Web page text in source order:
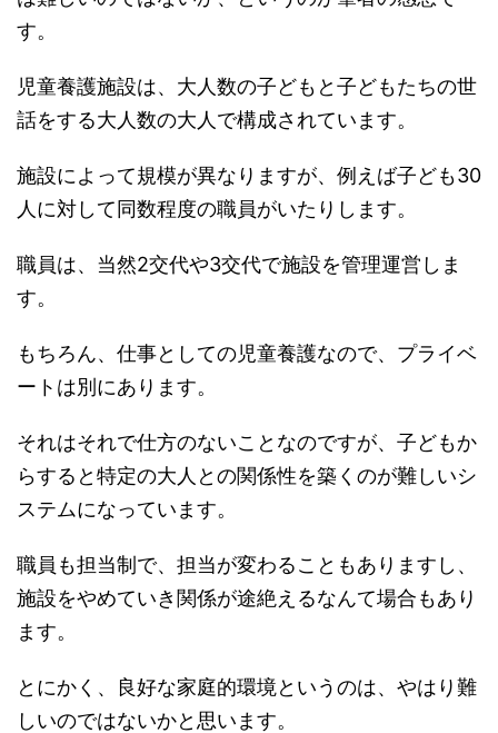
す。
児童養護施設は、大人数の子どもと子どもたちの世
話をする大人数の大人で構成されています。
施設によって規模が異なりますが、例えば子ども30
人に対して同数程度の職員がいたりします。
職員は、当然2交代や3交代で施設を管理運営しま
す。
もちろん、仕事としての児童養護なので、プライベ
ートは別にあります。
それはそれで仕方のないことなのですが、子どもか
らすると特定の大人との関係性を築くのが難しいシ
ステムになっています。
職員も担当制で、担当が変わることもありますし、
施設をやめていき関係が途絶えるなんて場合もあり
ます。
とにかく、良好な家庭的環境というのは、やはり難
しいのではないかと思います。